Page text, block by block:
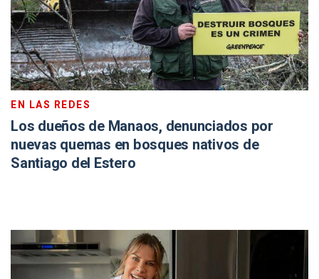
EN LAS REDES
Los dueños de Manaos, denunciados por
nuevas quemas en bosques nativos de
Santiago del Estero